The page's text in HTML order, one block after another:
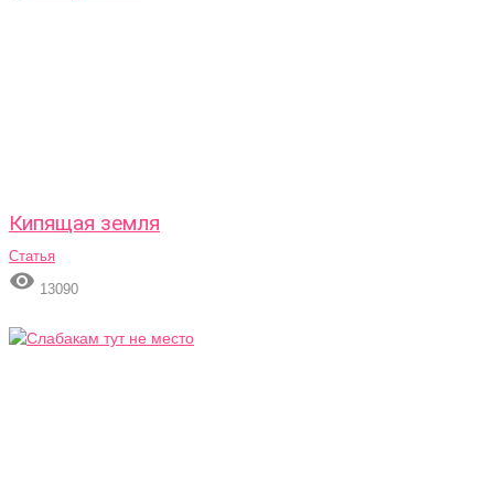
Кипящая земля
Статья
 13090